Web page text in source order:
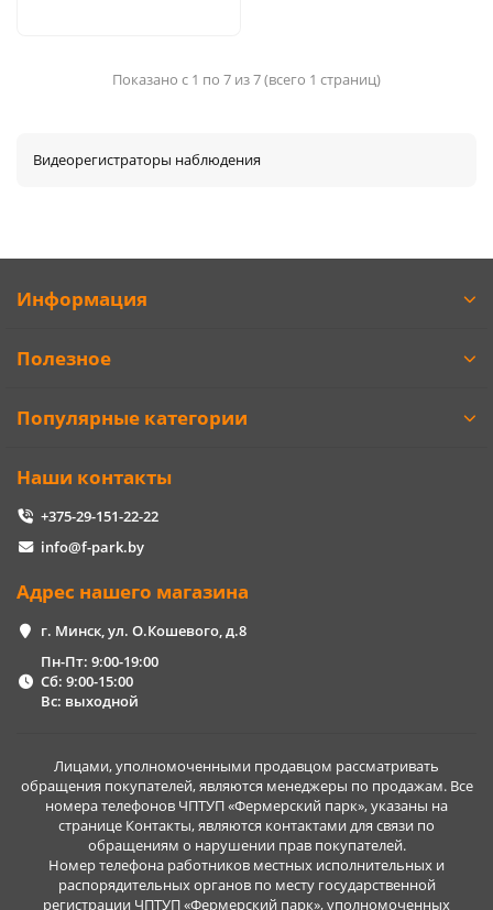
Показано с 1 по 7 из 7 (всего 1 страниц)
Видеорегистраторы наблюдения
Информация
Полезное
Популярные категории
Наши контакты
+375-29-151-22-22
info@f-park.by
Адрес нашего магазина
г. Минск, ул. О.Кошевого, д.8
Пн-Пт: 9:00-19:00
Сб: 9:00-15:00
Вс: выходной
Лицами, уполномоченными продавцом рассматривать
обращения покупателей, являются менеджеры по продажам. Все
номера телефонов ЧПТУП «Фермерский парк», указаны на
странице Контакты, являются контактами для связи по
обращениям о нарушении прав покупателей.
Номер телефона работников местных исполнительных и
распорядительных органов по месту государственной
регистрации ЧПТУП «Фермерский парк», уполномоченных